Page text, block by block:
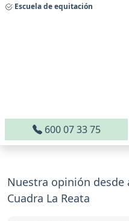
Escuela de equitación
600 07 33 75
Nuestra opinión desde
Cuadra La Reata